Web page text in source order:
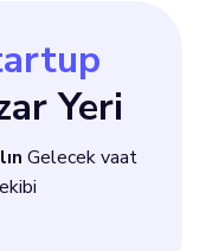
Yeri
Gelecek vaat